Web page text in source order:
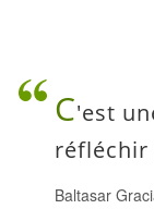
C'est
réfléchir
Baltasar